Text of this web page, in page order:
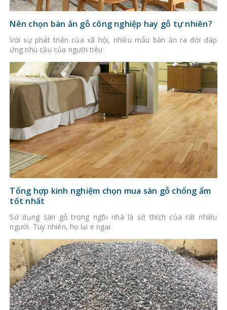
Nên chọn bàn ăn gỗ công nghiệp hay gỗ tự nhiên?
Với sự phát triển của xã hội, nhiều mẫu bàn ăn ra đời đáp
ứng nhu cầu của người tiêu
Tổng hợp kinh nghiệm chọn mua sàn gỗ chống ẩm
tốt nhất
Sử dụng sàn gỗ trong ngôi nhà là sở thích của rất nhiều
người. Tuy nhiên, họ lại e ngại